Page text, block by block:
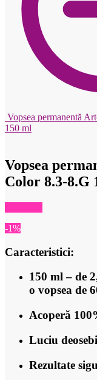
Vopsea permanentă
150 ml
Vopsea
Color 8.3-8.G
-1%
Caracteristici:
150 ml – de
o vopsea de
Acoperă
Luciu
Rezultate